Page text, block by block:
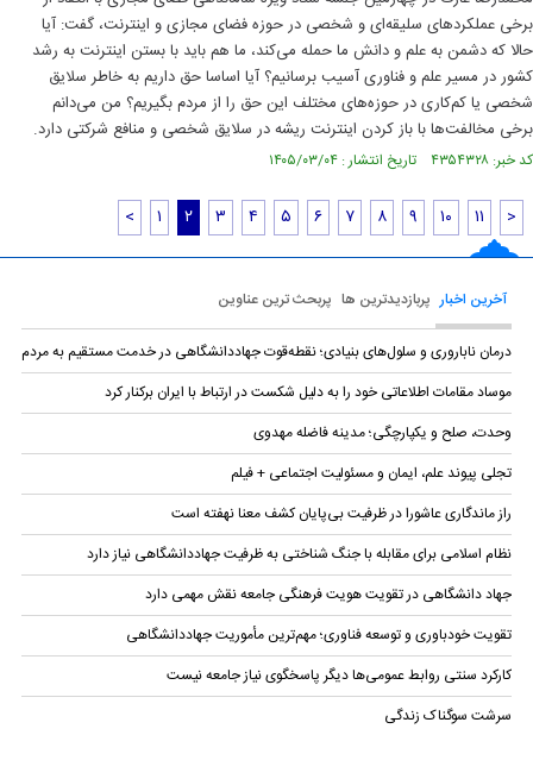
برخی عملکردهای سلیقه‌ای و شخصی در حوزه فضای مجازی و اینترنت، گفت: آیا
حالا که دشمن به علم و دانش ما حمله می‌کند، ما هم باید با بستن اینترنت به رشد
کشور در مسیر علم و فناوری آسیب برسانیم؟ آیا اساسا حق داریم به خاطر سلایق
شخصی یا کم‌کاری در حوزه‌‌های مختلف این حق را از مردم بگیریم؟ من می‌دانم
برخی مخالفت‌ها با باز کردن اینترنت ریشه‌ در سلایق شخصی و منافع شرکتی دارد.
کد خبر: ۴۳۵۴۳۲۸ تاریخ انتشار : ۱۴۰۵/۰۳/۰۴
< ۱ ۲ ۳ ۴ ۵ ۶ ۷ ۸ ۹ ۱۰ ۱۱ >
آخرین اخبار پربازدیدترین ها پربحث ترین عناوین
درمان ناباروری و سلول‌های بنیادی؛ نقطه‌قوت جهاددانشگاهی در خدمت مستقیم به مردم
موساد مقامات اطلاعاتی خود را به دلیل شکست در ارتباط با ایران برکنار کرد
وحدت، صلح و یکپارچگی؛ مدینه فاضله مهدوی
تجلی پیوند علم، ایمان و مسئولیت اجتماعی + فیلم
راز ماندگاری عاشورا در ظرفیت بی‌پایان کشف معنا نهفته است
نظام اسلامی برای مقابله با جنگ شناختی به ظرفیت جهاددانشگاهی نیاز دارد
جهاد دانشگاهی در تقویت هویت فرهنگی جامعه نقش مهمی دارد
تقویت خودباوری و توسعه فناوری؛ مهم‌ترین مأموریت جهاددانشگاهی
کارکرد سنتی روابط عمومی‌ها دیگر پاسخگوی نیاز جامعه نیست
سرشت سوگناک زندگی